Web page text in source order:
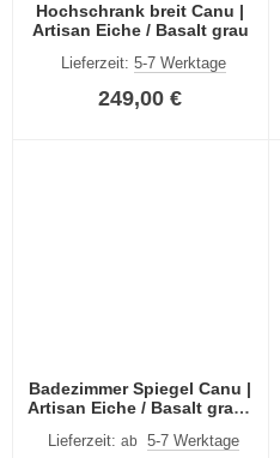
Hochschrank breit Canu |
Artisan Eiche / Basalt grau
Lieferzeit: 5-7 Werktage
249,00 €
Badezimmer Spiegel Canu |
Artisan Eiche / Basalt grau |
Lieferzeit: ab 5-7 Werktage